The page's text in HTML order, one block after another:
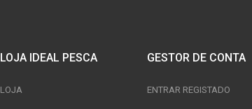
LOJA IDEAL PESCA
LOJA
GESTOR DE CONTA
ENTRAR REGISTADO